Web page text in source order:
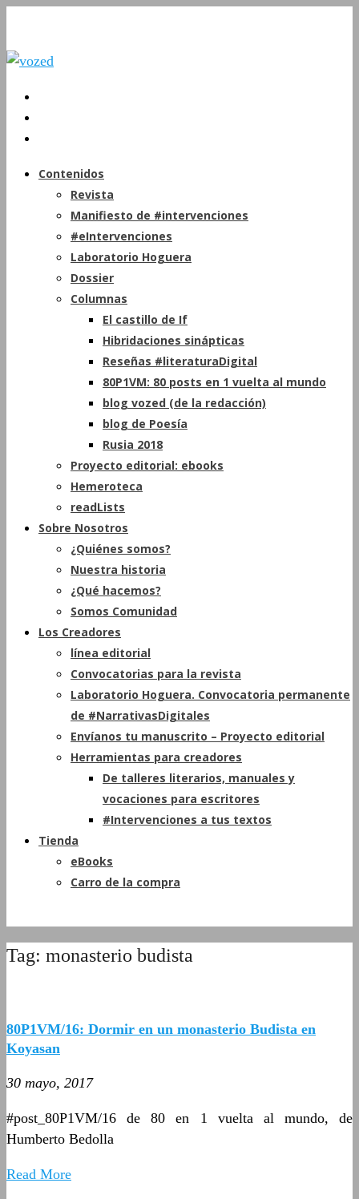
Contenidos
Revista
Manifiesto de #intervenciones
#eIntervenciones
Laboratorio Hoguera
Dossier
Columnas
El castillo de If
Hibridaciones sinápticas
Reseñas #literaturaDigital
80P1VM: 80 posts en 1 vuelta al mundo
blog vozed (de la redacción)
blog de Poesía
Rusia 2018
Proyecto editorial: ebooks
Hemeroteca
readLists
Sobre Nosotros
¿Quiénes somos?
Nuestra historia
¿Qué hacemos?
Somos Comunidad
Los Creadores
línea editorial
Convocatorias para la revista
Laboratorio Hoguera. Convocatoria permanente
de #NarrativasDigitales
Envíanos tu manuscrito – Proyecto editorial
Herramientas para creadores
De talleres literarios, manuales y
vocaciones para escritores
#Intervenciones a tus textos
Tienda
eBooks
Carro de la compra
Tag: monasterio budista
80P1VM/16: Dormir en un monasterio Budista en
Koyasan
30 mayo, 2017
#post_80P1VM/16 de 80 en 1 vuelta al mundo, de
Humberto Bedolla
Read More